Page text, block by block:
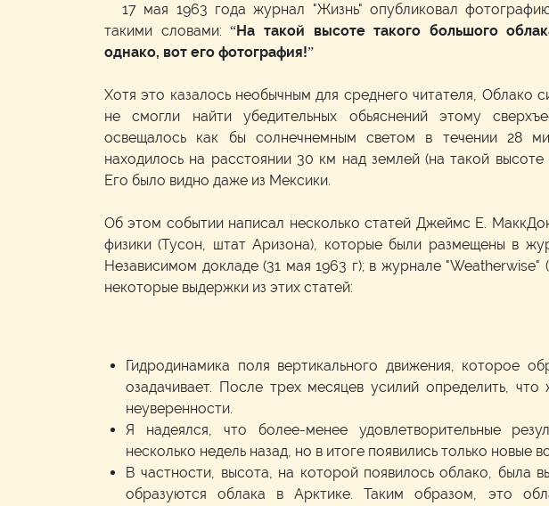
17 мая 1963 года журнал "Жизнь" опубликовал
такими словами: “На такой высоте такого большого
однако, вот его фотография!”
Хотя это казалось необычным для среднего читателя, Облако
не смогли найти убедительных обьяснений этому
освещалось как бы солнечнемным светом в течении 28
находилось на расстоянии 30 км над землей (на такой высоте
Его было видно даже из Мексики.
Об этом событии написал несколько статей Джеймс Е.
физики (Тусон, штат Аризона), которые были размещены в
Независимом докладе (31 мая 1963 г); в журнале "Weatherwise"
некоторые выдержки из этих статей:
Гидродинамика поля вертикального движения, которое
озадачивает. После трех месяцев усилий определить,
неуверенности.
Я надеялся, что более-менее удовлетворительные
несколько недель назад, но в итоге появились только новые
В частности, высота, на которой появилось облако, была
образуются облака в Арктике. Таким образом, это